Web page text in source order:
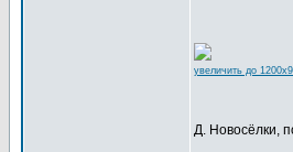
увеличить до
Д. Новосёлки,